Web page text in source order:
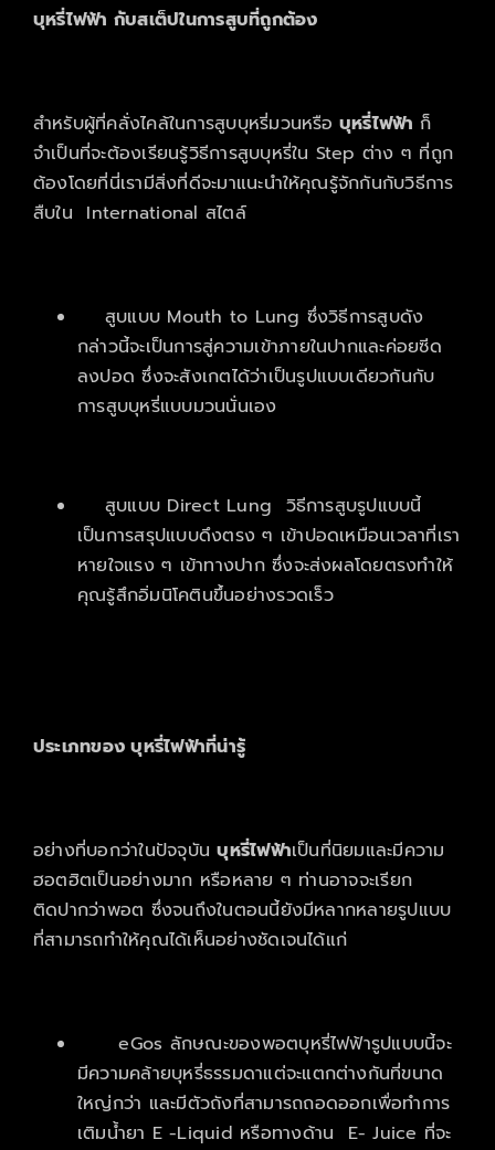
บุหรี่ไฟฟ้า กับสเต็ปในการสูบที่ถูกต้อง
สำหรับผู้ที่คลั่งไคล้ในการสูบบุหรี่มวนหรือ บุหรี่ไฟฟ้า ก็
จำเป็นที่จะต้องเรียนรู้วิธีการสูบบุหรี่ใน Step ต่าง ๆ ที่ถูก
ต้องโดยที่นี่เรามีสิ่งที่ดีจะมาแนะนำให้คุณรู้จักกันกับวิธีการ
สืบใน International สไตล์
สูบแบบ Mouth to Lung ซึ่งวิธีการสูบดัง
กล่าวนี้จะเป็นการสู่ความเข้าภายในปากและค่อยซีด
ลงปอด ซึ่งจะสังเกตได้ว่าเป็นรูปแบบเดียวกันกับ
การสูบบุหรี่แบบมวนนั่นเอง
สูบแบบ Direct Lung วิธีการสูบรูปแบบนี้
เป็นการสรุปแบบดึงตรง ๆ เข้าปอดเหมือนเวลาที่เรา
หายใจแรง ๆ เข้าทางปาก ซึ่งจะส่งผลโดยตรงทำให้
คุณรู้สึกอิ่มนิโคตินขึ้นอย่างรวดเร็ว
ประเภทของ บุหรี่ไฟฟ้าที่น่ารู้
อย่างที่บอกว่าในปัจจุบันบุหรี่ไฟฟ้าเป็นที่นิยมและมีความ
ฮอตฮิตเป็นอย่างมาก หรือหลาย ๆ ท่านอาจจะเรียก
ติดปากว่าพอต ซึ่งจนถึงในตอนนี้ยังมีหลากหลายรูปแบบ
ที่สามารถทำให้คุณได้เห็นอย่างชัดเจนได้แก่
eGos ลักษณะของพอตบุหรี่ไฟฟ้ารูปแบบนี้จะ
มีความคล้ายบุหรี่ธรรมดาแต่จะแตกต่างกันที่ขนาด
ใหญ่กว่า และมีตัวถังที่สามารถถอดออกเพื่อทำการ
เติมน้ำยา E -Liquid หรือทางด้าน E- Juice ที่จะ